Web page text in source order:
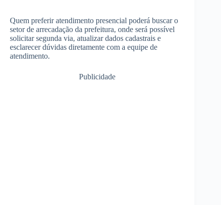
Quem preferir atendimento presencial poderá buscar o
setor de arrecadação da prefeitura, onde será possível
solicitar segunda via, atualizar dados cadastrais e
esclarecer dúvidas diretamente com a equipe de
atendimento.
Publicidade